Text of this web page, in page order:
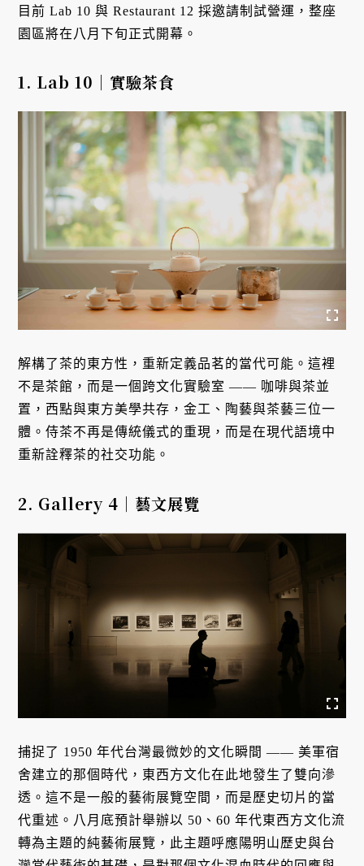
目前 Lab 10 與 Restaurant 12 採邀請制試營運，整座
園區將在八月下旬正式開幕。
1. Lab 10｜ 實驗茶食
解構了茶的東方性，重新定義品茗的當代可能。這裡
不是茶館，而是一個跨文化實驗室 —— 咖啡與茶並
置，西點與東方美學共存，金工、陶藝與茶藝三位一
體。侍茶不再是傳統儀式的重現，而是在現代語境中
重新詮釋茶的社交功能。
2. Gallery 4｜ 藝文展覽
捕捉了 1950 年代台灣最微妙的文化瞬間 —— 美軍宿
舍建立的那個時代，東西方文化在此地發生了雙向滲
透。這不是一般的藝術展覽空間，而是歷史切片的當
代重述。八月底預計舉辦以 50、60 年代東西方文化流
轉為主題的純藝術展覽，此主題呼應陽明山歷史與台